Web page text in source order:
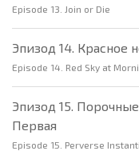
Episode 13. Join or Die
Эпизод 14. Красное
Episode 14. Red Sky at
Эпизод 15.
Первая
Episode 15. Perverse